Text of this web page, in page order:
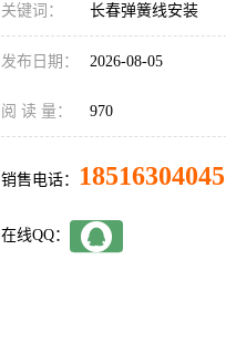
关键词： 长春弹簧线安装
发布日期： 2026-08-05
阅 读 量： 970
销售电话： 18516304045
在线QQ：